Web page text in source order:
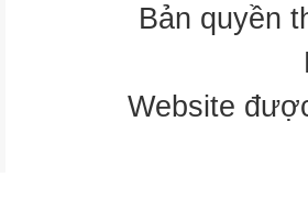
Bản quyền
Website